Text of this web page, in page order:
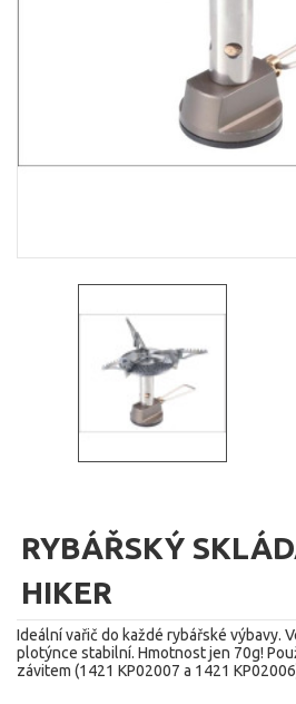
RYBÁŘSKÝ
HIKER
Ideální vařič do každé rybářské výbavy.
plotýnce stabilní. Hmotnost jen 70g!
závitem (1421 KP02007 a 1421